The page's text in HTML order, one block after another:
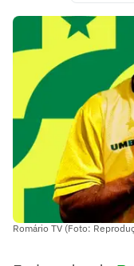
Romário TV (Foto: